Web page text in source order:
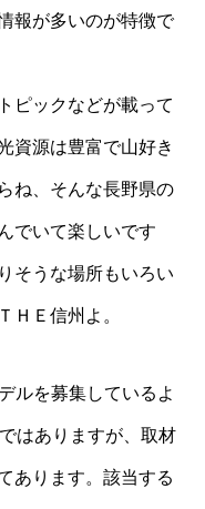
報が多いのが特徴で
ピックなどが載って
資源は豊富で山好き
ね、そんな長野県の
でいて楽しいです
そうな場所もいろい
ＨＥ信州よ。
ルを募集しているよ
はありますが、取材
あります。該当する